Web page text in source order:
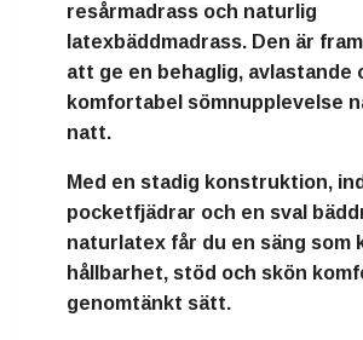
resårmadrass och naturlig
latexbäddmadrass. Den är
att ge en behaglig, avlastande
komfortabel sömnupplevelse
natt.
Med en stadig konstruktion,
pocketfjädrar och en sval
naturlatex får du en säng som
hållbarhet, stöd och skön
genomtänkt sätt.